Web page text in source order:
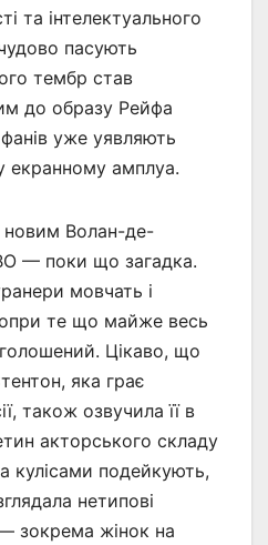
та інтелектуального
пасують
тембр став
до образу Рейфа
уже уявляють
екранному амплуа.
новим Волан-де-
— поки що загадка.
мовчать і
те що майже весь
Цікаво, що
яка грає
також озвучила її в
акторського складу
кулісами подейкують,
нетипові
зокрема жінок на